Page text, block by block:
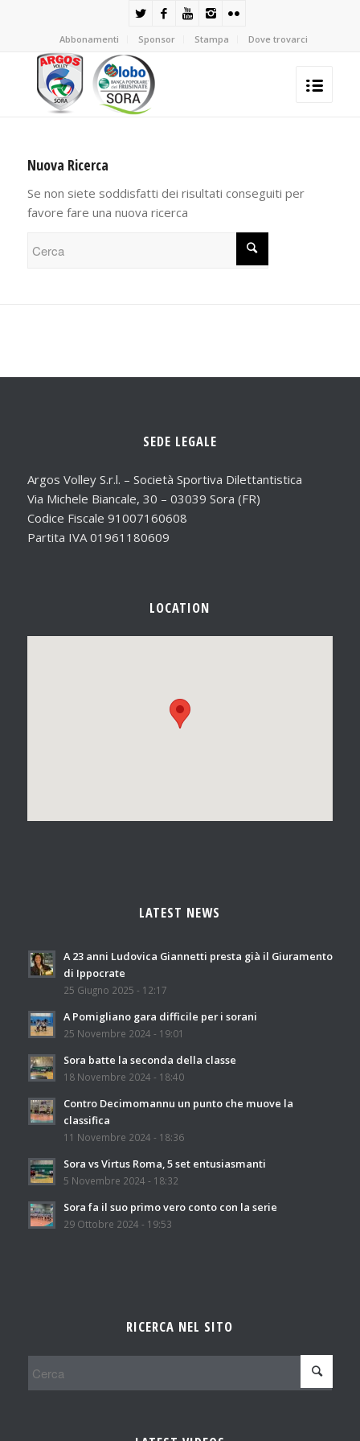
Abbonamenti Sponsor Stampa Dove trovarci
Nuova Ricerca
Se non siete soddisfatti dei risultati conseguiti per
favore fare una nuova ricerca
SEDE LEGALE
Argos Volley S.r.l. – Società Sportiva Dilettantistica
Via Michele Biancale, 30 – 03039 Sora (FR)
Codice Fiscale 91007160608
Partita IVA 01961180609
LOCATION
LATEST NEWS
A 23 anni Ludovica Giannetti presta già il Giuramento
di Ippocrate
25 Giugno 2025 - 12:17
A Pomigliano gara difficile per i sorani
25 Novembre 2024 - 19:01
Sora batte la seconda della classe
18 Novembre 2024 - 18:40
Contro Decimomannu un punto che muove la
classifica
11 Novembre 2024 - 18:36
Sora vs Virtus Roma, 5 set entusiasmanti
5 Novembre 2024 - 18:32
Sora fa il suo primo vero conto con la serie
29 Ottobre 2024 - 19:53
RICERCA NEL SITO